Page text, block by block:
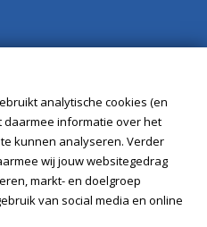
analytische cookies (en
daarmee informatie over het
kunnen analyseren. Verder
wij jouw websitegedrag
markt- en doelgroep
van social media en online